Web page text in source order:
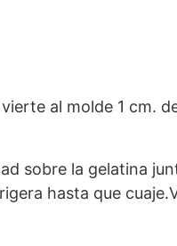
al molde 1 cm.
sobre la gelatina
hasta que